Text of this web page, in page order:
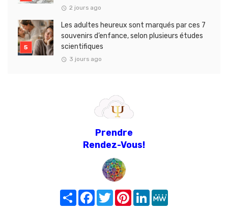
2 jours ago
Les adultes heureux sont marqués par ces 7
souvenirs d’enfance, selon plusieurs études
scientifiques
3 jours ago
Prendre
Rendez-Vous!
Share FacebookTwitterPinterest
LinkedIn